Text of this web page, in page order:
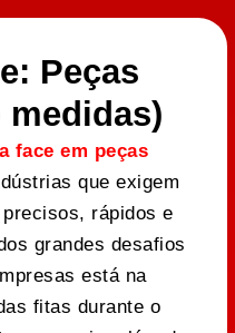
Peças
face em peças
que exigem
rápidos e
grandes desafios
está na
fitas durante o